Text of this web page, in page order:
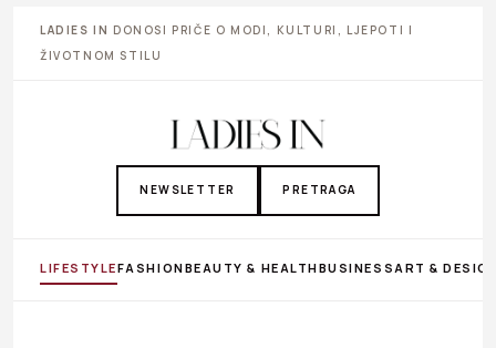
LADIES IN DONOSI PRIČE O MODI, KULTURI, LJEPOTI I
ŽIVOTNOM STILU
NEWSLETTER PRETRAGA
LIFESTYLEFASHIONBEAUTY & HEALTHBUSINESS ART &